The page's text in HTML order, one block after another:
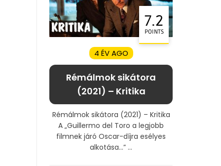
7.2
POINTS
4 ÉV AGO
Rémálmok sikátora
(2021) – Kritika
Rémálmok sikátora (2021) – Kritika
A „Guillermo del Toro a legjobb
filmnek járó Oscar-díjra esélyes
alkotása…” ...